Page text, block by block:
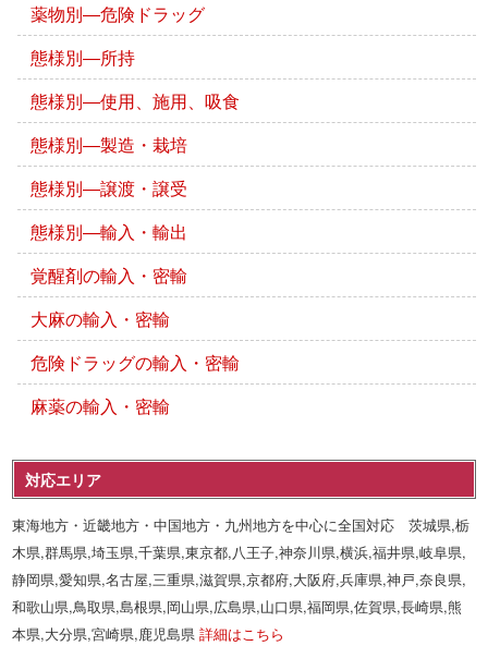
薬物別―危険ドラッグ
態様別―所持
態様別―使用、施用、吸食
態様別―製造・栽培
態様別―譲渡・譲受
態様別―輸入・輸出
覚醒剤の輸入・密輸
大麻の輸入・密輸
危険ドラッグの輸入・密輸
麻薬の輸入・密輸
対応エリア
東海地方・近畿地方・中国地方・九州地方を中心に全国対応 茨城県,栃
木県,群馬県,埼玉県,千葉県,東京都,八王子,神奈川県,横浜,福井県,岐阜県,
静岡県,愛知県,名古屋,三重県,滋賀県,京都府,大阪府,兵庫県,神戸,奈良県,
和歌山県,鳥取県,島根県,岡山県,広島県,山口県,福岡県,佐賀県,長崎県,熊
本県,大分県,宮崎県,鹿児島県詳細はこちら